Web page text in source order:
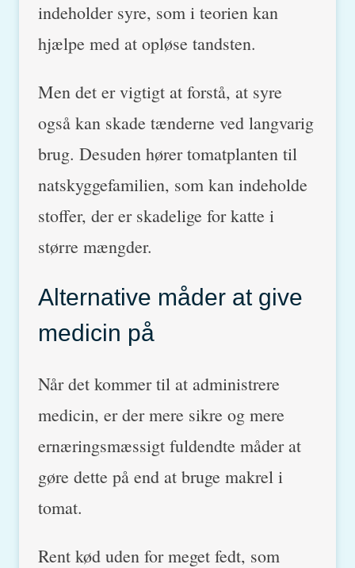
indeholder syre, som i teorien kan
hjælpe med at opløse tandsten.
Men det er vigtigt at forstå, at syre
også kan skade tænderne ved langvarig
brug. Desuden hører tomatplanten til
natskyggefamilien, som kan indeholde
stoffer, der er skadelige for katte i
større mængder.
Alternative måder at give
medicin på
Når det kommer til at administrere
medicin, er der mere sikre og mere
ernæringsmæssigt fuldendte måder at
gøre dette på end at bruge makrel i
tomat.
Rent kød uden for meget fedt, som